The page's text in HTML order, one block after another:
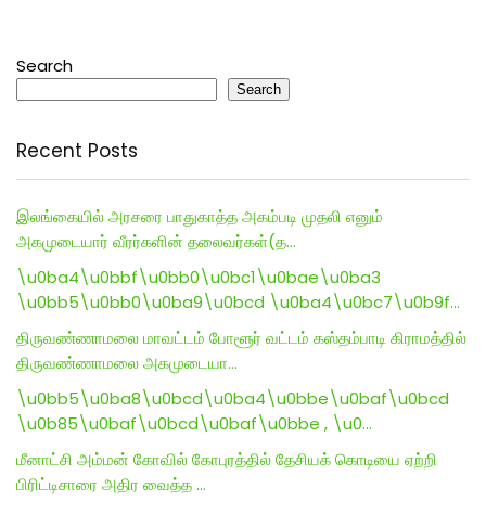
Search
Search
Recent Posts
இலங்கையில் அரசரை பாதுகாத்த அகம்படி முதலி எனும்
அகமுடையார் வீரர்களின் தலைவர்கள்(த…
\u0ba4\u0bbf\u0bb0\u0bc1\u0bae\u0ba3
\u0bb5\u0bb0\u0ba9\u0bcd \u0ba4\u0bc7\u0b9f…
திருவண்ணாமலை மாவட்டம் போளூர் வட்டம் கஸ்தம்பாடி கிராமத்தில்
திருவண்ணாமலை அகமுடையா…
\u0bb5\u0ba8\u0bcd\u0ba4\u0bbe\u0baf\u0bcd
\u0b85\u0baf\u0bcd\u0baf\u0bbe , \u0…
மீனாட்சி அம்மன் கோவில் கோபுரத்தில் தேசியக் கொடியை ஏற்றி
பிரிட்டிசாரை அதிர வைத்த …